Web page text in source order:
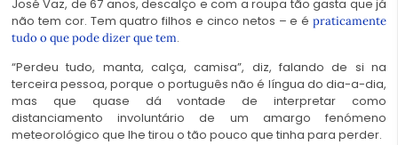
José Vaz, de 67 anos, descalço e com a roupa tão gasta que já
não tem cor. Tem quatro filhos e cinco netos – e é praticamente
tudo o que pode dizer que tem.
“Perdeu tudo, manta, calça, camisa”, diz, falando de si na
terceira pessoa, porque o português não é língua do dia-a-dia,
mas que quase dá vontade de interpretar como
distanciamento involuntário de um amargo fenómeno
meteorológico que lhe tirou o tão pouco que tinha para perder.